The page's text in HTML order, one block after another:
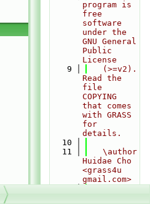
program is
free
software
under the
GNU General
Public
License
    9
   (>=v2).
Read the
file
COPYING
that comes
with GRASS
for
details.
   10
   11
   \author
Huidae Cho
<grass4u
gmail.com>